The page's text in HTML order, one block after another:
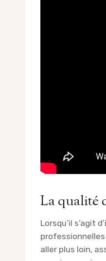
La qualité
Lorsqu’il s’agit
aller plus loin,